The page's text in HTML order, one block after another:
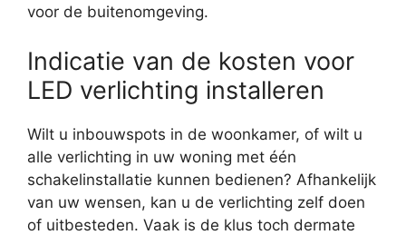
voor de buitenomgeving.
Indicatie van de kosten voor
LED verlichting installeren
Wilt u inbouwspots in de woonkamer, of wilt u
alle verlichting in uw woning met één
schakelinstallatie kunnen bedienen? Afhankelijk
van uw wensen, kan u de verlichting zelf doen
of uitbesteden. Vaak is de klus toch dermate